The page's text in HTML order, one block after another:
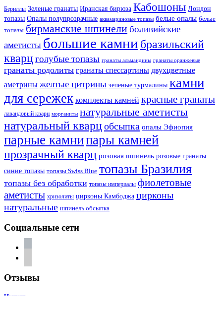
Бериллы Зеленые гранаты Иранская бирюза Кабошоны Лондон
топазы Опалы полупрозрачные аквамариновые топазы белые опалы белые
топазы бирманские шпинелиболивийские
аметисты большие камни бразильский
кварцголубые топазы гранаты альмандины гранаты оранжевые
гранаты родолиты гранаты спессартины двухцветные
аметрины желтые цитрины зеленые турмалины камни
для сережек комплекты камней красные гранаты
лавандовый кварц морганиты натуральные аметисты
натуральный кварцобсыпка опалы Эфиопия
парные камнипары камней
прозрачный кварц розовая шпинель розовые гранаты
синие топазы топазы Swiss Blue топазы Бразилия
топазы без обработки топазы империалы фиолетовые
аметисты хризолиты цирконы Камбоджа цирконы
натуральные шпинель обсыпка
Социальные сети
Отзывы
Читать